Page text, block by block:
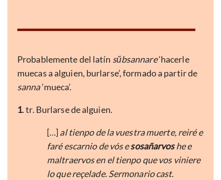
Probablemente del latín sŭbsannare‘hacerle
muecas a alguien, burlarse’, formado a partir de
sanna‘mueca’.
1. tr. Burlarse de alguien.
[…]al tienpo de la vuestra muerte, reiré e
faré escarnio de vós esosañarvoshe e
maltraervos en el tienpo que vos viniere
lo que reçelade. Sermonario cast.